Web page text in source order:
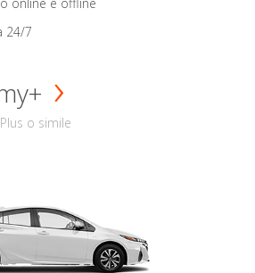
24/7
o simile